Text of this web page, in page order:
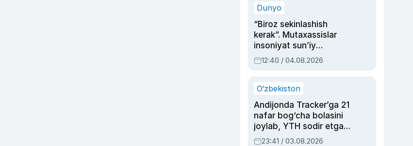
Dunyo
“Biroz sekinlashish
kerak”. Mutaxassislar
insoniyat sun’iy
intellektni boshqara
olmay qolishidan xavotir
12:40 / 04.08.2026
O‘zbekiston
Andijonda Tracker’ga 21
nafar bog‘cha bolasini
joylab, YTH sodir etgan
ayolga sud hukmi o‘qildi
23:41 / 03.08.2026